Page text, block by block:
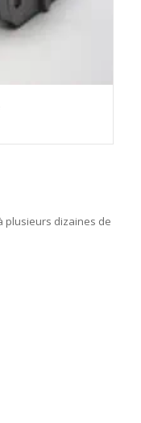
plusieurs dizaines de